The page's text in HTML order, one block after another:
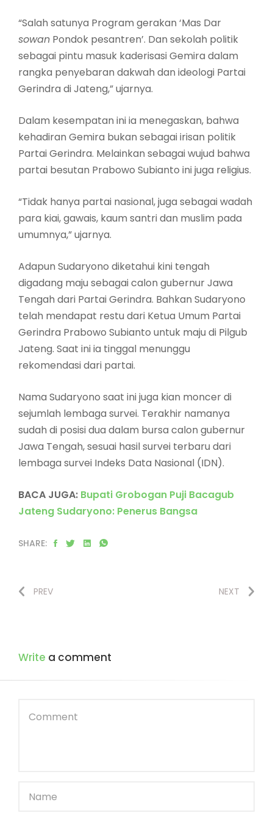
“Salah satunya Program gerakan ‘Mas Dar
sowan Pondok pesantren’. Dan sekolah politik
sebagai pintu masuk kaderisasi Gemira dalam
rangka penyebaran dakwah dan ideologi Partai
Gerindra di Jateng,” ujarnya.
Dalam kesempatan ini ia menegaskan, bahwa
kehadiran Gemira bukan sebagai irisan politik
Partai Gerindra. Melainkan sebagai wujud bahwa
partai besutan Prabowo Subianto ini juga religius.
“Tidak hanya partai nasional, juga sebagai wadah
para kiai, gawais, kaum santri dan muslim pada
umumnya,” ujarnya.
Adapun Sudaryono diketahui kini tengah
digadang maju sebagai calon gubernur Jawa
Tengah dari Partai Gerindra. Bahkan Sudaryono
telah mendapat restu dari Ketua Umum Partai
Gerindra Prabowo Subianto untuk maju di Pilgub
Jateng. Saat ini ia tinggal menunggu
rekomendasi dari partai.
Nama Sudaryono saat ini juga kian moncer di
sejumlah lembaga survei. Terakhir namanya
sudah di posisi dua dalam bursa calon gubernur
Jawa Tengah, sesuai hasil survei terbaru dari
lembaga survei Indeks Data Nasional (IDN).
BACA JUGA: Bupati Grobogan Puji Bacagub
Jateng Sudaryono: Penerus Bangsa
SHARE:
PREV NEXT
Write a comment